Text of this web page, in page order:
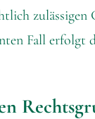
Fall erfolgt